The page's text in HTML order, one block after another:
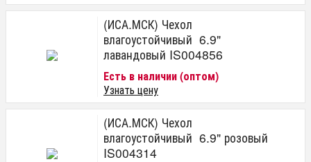
(ИСА.МСК) Чехол
влагоустойчивый 6.9"
лавандовый IS004856
Есть в наличии (оптом)
Узнать цену
(ИСА.МСК) Чехол
влагоустойчивый 6.9" розовый
IS004314